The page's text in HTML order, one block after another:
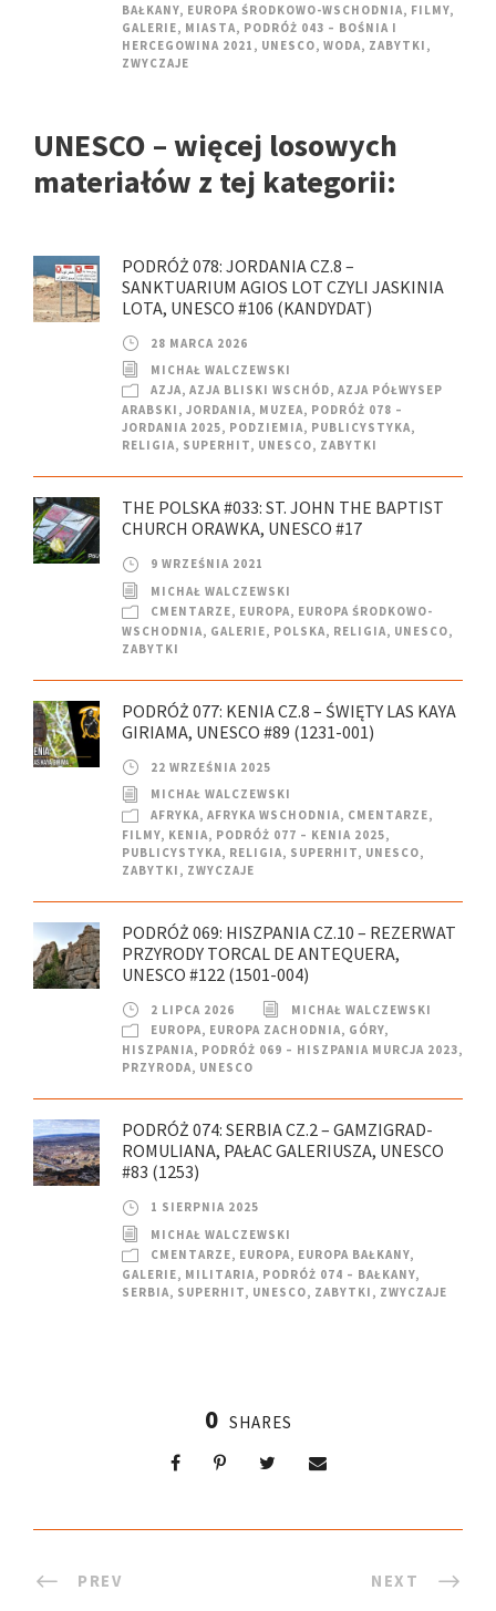
BAŁKANY, EUROPA ŚRODKOWO-WSCHODNIA, FILMY,
GALERIE, MIASTA, PODRÓŻ 043 – BOŚNIA I
HERCEGOWINA 2021 , UNESCO, WODA, ZABYTKI ,
ZWYCZAJE
UNESCO – więcej losowych
materiałów z tej kategorii:
PODRÓŻ 078: JORDANIA CZ.8 –
SANKTUARIUM AGIOS LOT CZYLI JASKINIA
LOTA, UNESCO #106 (KANDYDAT)
28 MARCA 2026
MICHAŁ WALCZEWSKI
AZJA, AZJA BLISKI WSCHÓD, AZJA PÓŁWYSEP
ARABSKI , JORDANIA, MUZEA, PODRÓŻ 078 –
JORDANIA 2025, PODZIEMIA, PUBLICYSTYKA,
RELIGIA, SUPERHIT, UNESCO, ZABYTKI
THE POLSKA #033: ST. JOHN THE BAPTIST
CHURCH ORAWKA, UNESCO #17
9 WRZEŚNIA 2021
MICHAŁ WALCZEWSKI
CMENTARZE, EUROPA, EUROPA ŚRODKOWO-
WSCHODNIA, GALERIE, POLSKA, RELIGIA, UNESCO,
ZABYTKI
PODRÓŻ 077: KENIA CZ.8 – ŚWIĘTY LAS KAYA
GIRIAMA, UNESCO #89 (1231-001)
22 WRZEŚNIA 2025
MICHAŁ WALCZEWSKI
AFRYKA, AFRYKA WSCHODNIA, CMENTARZE,
FILMY, KENIA, PODRÓŻ 077 – KENIA 2025,
PUBLICYSTYKA, RELIGIA, SUPERHIT, UNESCO,
ZABYTKI , ZWYCZAJE
PODRÓŻ 069: HISZPANIA CZ.10 – REZERWAT
PRZYRODY TORCAL DE ANTEQUERA,
UNESCO #122 (1501-004)
2 LIPCA 2026
MICHAŁ WALCZEWSKI
EUROPA, EUROPA ZACHODNIA, GÓRY,
HISZPANIA, PODRÓŻ 069 – HISZPANIA MURCJA 2023,
PRZYRODA, UNESCO
PODRÓŻ 074: SERBIA CZ.2 – GAMZIGRAD-
ROMULIANA, PAŁAC GALERIUSZA, UNESCO
#83 (1253)
1 SIERPNIA 2025
MICHAŁ WALCZEWSKI
CMENTARZE, EUROPA, EUROPA BAŁKANY,
GALERIE, MILITARIA, PODRÓŻ 074 – BAŁKANY,
SERBIA, SUPERHIT, UNESCO, ZABYTKI , ZWYCZAJE
0 SHARES
PREV NEXT